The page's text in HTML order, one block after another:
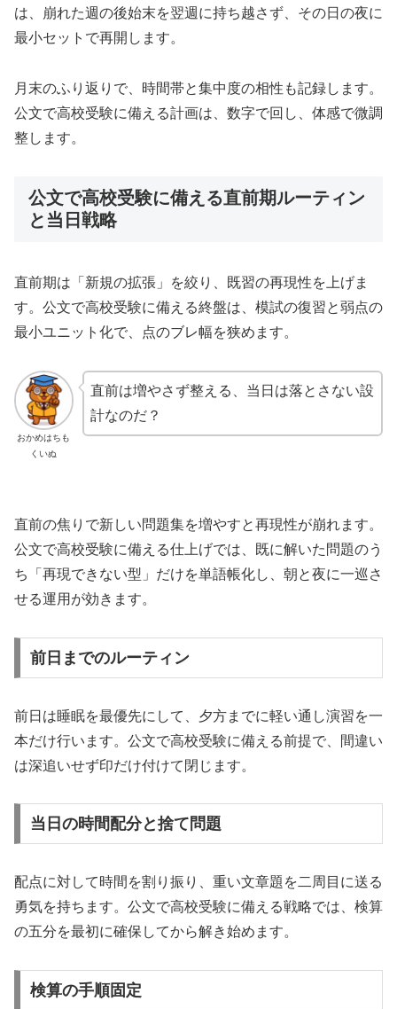
は、崩れた週の後始末を翌週に持ち越さず、その日の夜に
最小セットで再開します。
月末のふり返りで、時間帯と集中度の相性も記録します。
公文で高校受験に備える計画は、数字で回し、体感で微調
整します。
公文で高校受験に備える直前期ルーティン
と当日戦略
直前期は「新規の拡張」を絞り、既習の再現性を上げま
す。公文で高校受験に備える終盤は、模試の復習と弱点の
最小ユニット化で、点のブレ幅を狭めます。
おかめはちも
くいぬ
直前は増やさず整える、当日は落とさない設
計なのだ？
直前の焦りで新しい問題集を増やすと再現性が崩れます。
公文で高校受験に備える仕上げでは、既に解いた問題のう
ち「再現できない型」だけを単語帳化し、朝と夜に一巡さ
せる運用が効きます。
前日までのルーティン
前日は睡眠を最優先にして、夕方までに軽い通し演習を一
本だけ行います。公文で高校受験に備える前提で、間違い
は深追いせず印だけ付けて閉じます。
当日の時間配分と捨て問題
配点に対して時間を割り振り、重い文章題を二周目に送る
勇気を持ちます。公文で高校受験に備える戦略では、検算
の五分を最初に確保してから解き始めます。
検算の手順固定